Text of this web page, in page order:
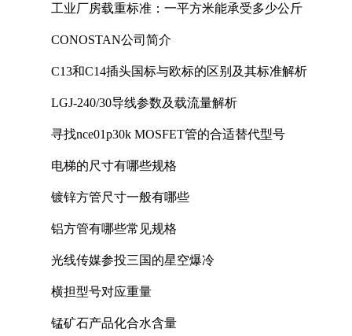
工业厂房载重标准：一平方米能承受多少公斤
CONOSTAN公司简介
C13和C14插头国标与欧标的区别及其标准解析
LGJ-240/30导线参数及载流量解析
寻找nce01p30k MOSFET管的合适替代型号
电梯的尺寸有哪些规格
镀锌方管尺寸一般有哪些
铝方管有哪些常见规格
光线传媒参投三国的星空爆冷
横担型号对应重量
锰矿石产品化合水含量